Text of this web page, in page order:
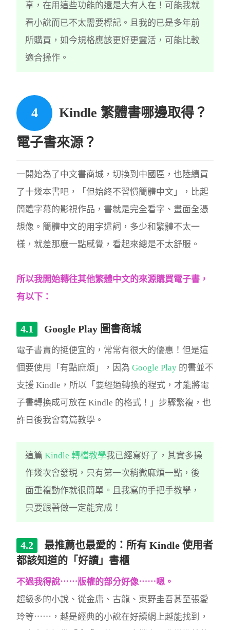
享，在用這些功能的還是大有人在！可能我就
看小說而已不太需要標記。且我的已是多年前
所購買，如今規格應該更好更靈活，可能比較
適合操作。
Kindle 繁體書哪邊取得？
電子書來源？
一開始為了中文書商城，切換到中國區，也陸續買
了十幾本書吧，「但始終不習慣簡體中文」，比起
簡體字幕的影視作品，書就是完全看字、畫面全憑
想像。簡體中文的用字遣詞，多少和繁體不太一
樣，就差那麼一點感覺，看起來總是不太舒服。
所以我開始轉往其他繁體中文的來源購買電子書，
有以下：
Google Play 圖書商城
電子書賣的挺便宜的，常常有很大的優惠！但是這
個要使用「有點麻煩」，因為 Google Play 的書並不
支援 Kindle，所以「要經過轉換的程式，才能將電
子書轉換成可放在 Kindle 的格式！」步驟繁複，也
許日後我會寫篇教學。
這篇 Kindle 轉檔教學我已經寫好了，其實多操
作幾次會發現，只有第一次稍微麻煩一點，後
面重複動作就很簡單。且我寫的手把手教學，
只要跟著做一定能完成！
最推薦也最愛的：所有 Kindle 使用者
都該知道的「好讀」書櫃
不過我得說⋯⋯版權的部分好像⋯⋯嗯。
超級多的小說、從金庸、古龍、東野圭吾甚至張愛
玲等⋯⋯，越是經典的小說在好讀網上越能找到，